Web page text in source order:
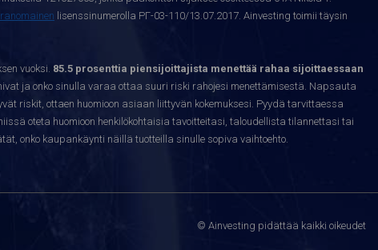
lisenssinumerolla РГ-03-110/13.07.2017. Ainvesting toimii täysin
vuoksi. 85.5 prosenttia piensijoittajista menettää rahaa sijoittaessaan
ja onko sinulla varaa ottaa suuri riski rahojesi menettämisestä. Napsauta
riskit, ottaen huomioon asiaan liittyvän kokemuksesi. Pyydä tarvittaessa
oteta huomioon henkilökohtaisia tavoitteitasi, taloudellista tilannettasi tai
onko kaupankäynti näillä tuotteilla sinulle sopiva vaihtoehto.
© Ainvesting pidättää kaikki oikeudet